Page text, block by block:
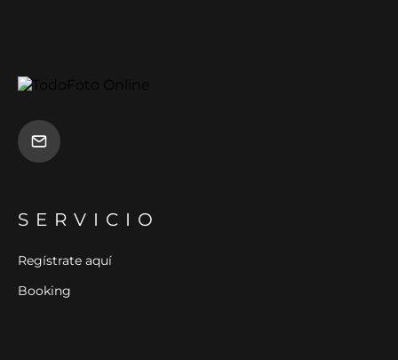
SERVICIO
Regístrate aquí
Booking